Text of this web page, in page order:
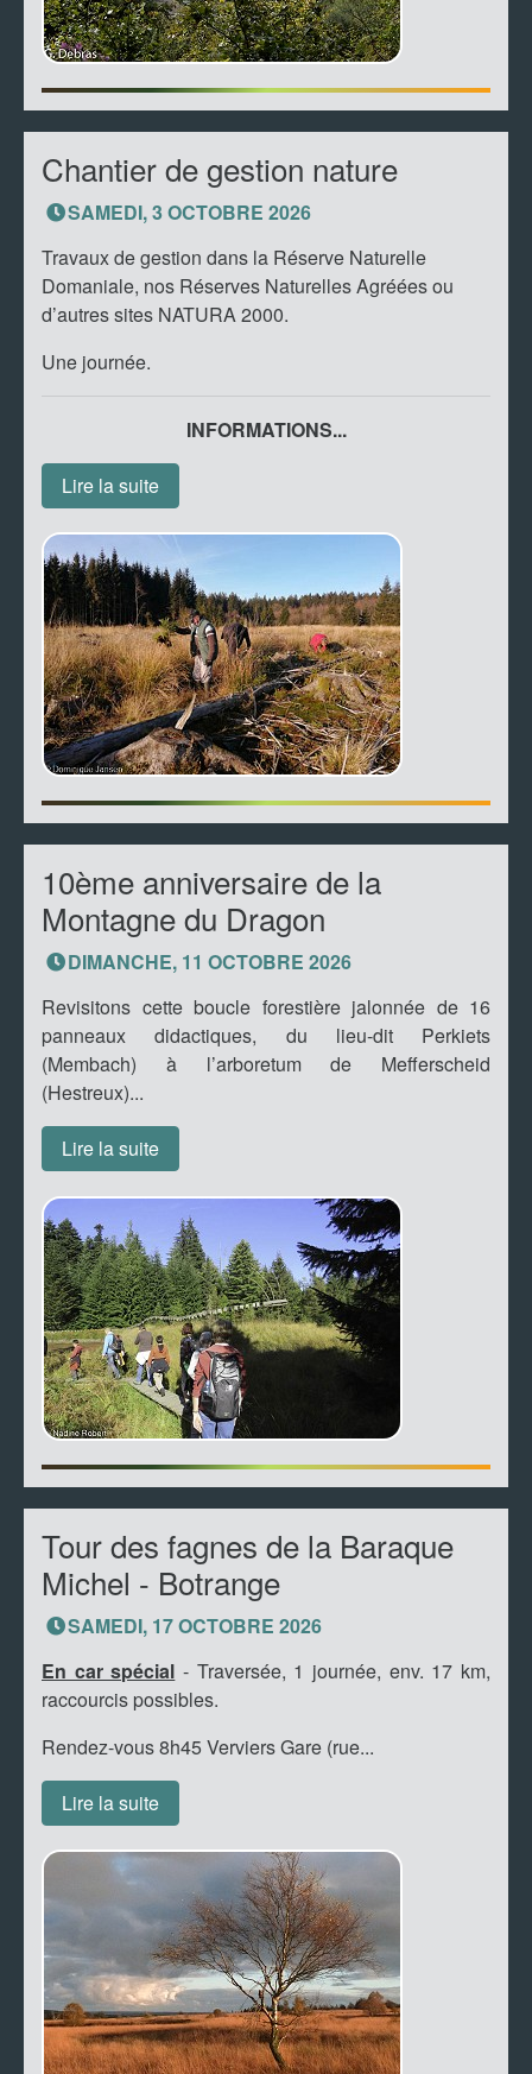
Chantier de gestion nature
SAMEDI, 3 OCTOBRE 2026
Travaux de gestion dans la Réserve Naturelle
Domaniale, nos Réserves Naturelles Agréées ou
d’autres sites NATURA 2000.
Une journée.
INFORMATIONS...
Lire la suite
10ème anniversaire de la
Montagne du Dragon
DIMANCHE, 11 OCTOBRE 2026
Revisitons cette boucle forestière jalonnée de 16
panneaux didactiques, du lieu-dit Perkiets
(Membach) à l’arboretum de Mefferscheid
(Hestreux)...
Lire la suite
Tour des fagnes de la Baraque
Michel - Botrange
SAMEDI, 17 OCTOBRE 2026
En car spécial - Traversée, 1 journée, env. 17 km,
raccourcis possibles.
Rendez-vous 8h45 Verviers Gare (rue...
Lire la suite